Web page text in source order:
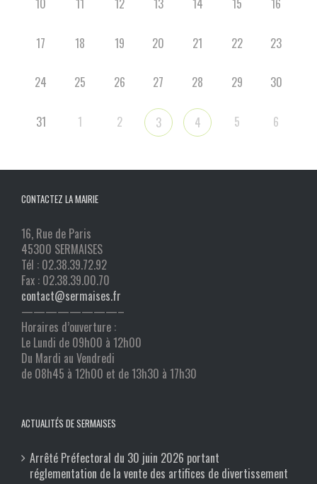
10 11 12 13 14 15 16
17 18 19 20 21 22 23
24 25 26 27 28 29 30
31 1 2 3 4 5 6
CONTACTEZ LA MAIRIE
16, Rue de Paris
45300 SERMAISES
Tél : 02.38.39.72.92
Fax : 02.38.39.00.70
contact@sermaises.fr
————————–
Horaires d’ouverture :
Le Lundi de 09h00 à 12h00
Du Mardi au Vendredi
de 08h45 à 12h00 et de 13h30 à 17h30
ACTUALITÉS DE SERMAISES
Arrêté Préfectoral du 30 juin 2026 portant
réglementation de la vente des artifices de divertissement